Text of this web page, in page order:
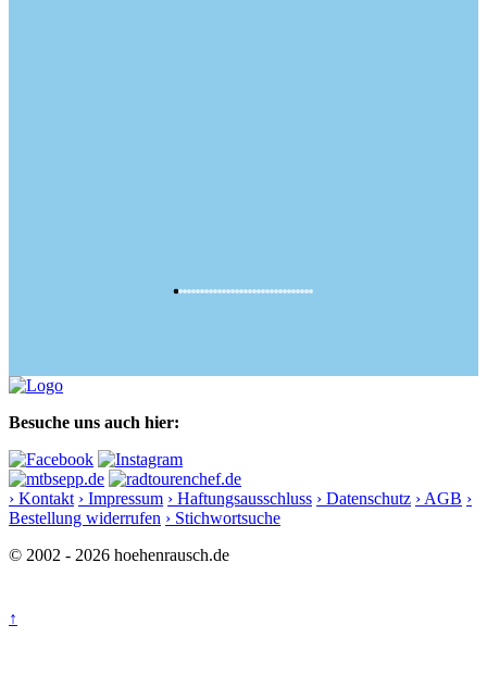
Besuche uns auch hier:
› Kontakt › Impressum › Haftungsausschluss › Datenschutz › AGB ›
Bestellung widerrufen › Stichwortsuche
© 2002 - 2026 hoehenrausch.de
↑